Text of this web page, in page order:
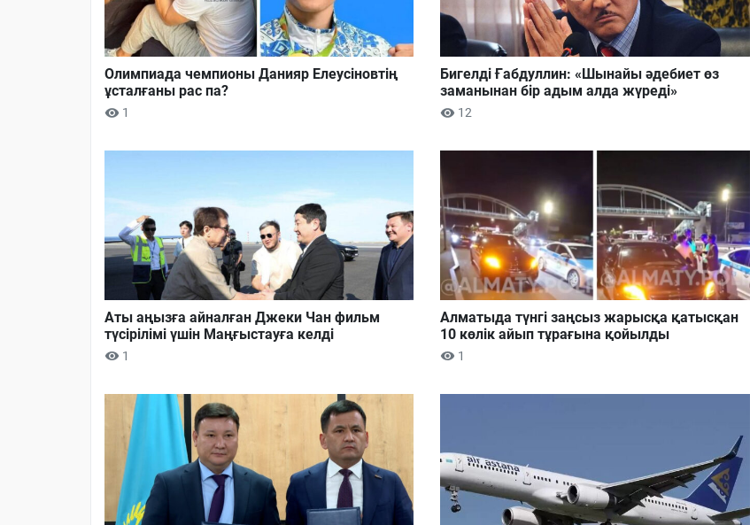
Олимпиада чемпионы Данияр Елеусіновтің
ұсталғаны рас па?
1
Бигелді Ғабдуллин: «Шынайы әдебиет өз
заманынан бір адым алда жүреді»
12
Аты аңызға айналған Джеки Чан фильм
түсірілімі үшін Маңғыстауға келді
1
Алматыда түнгі заңсыз жарысқа қатысқан
10 көлік айып тұрағына қойылды
1